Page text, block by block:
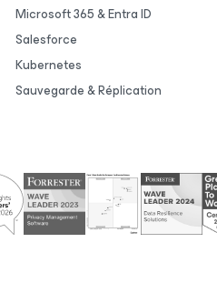
Microsoft 365 & Entra ID
Salesforce
Kubernetes
Sauvegarde & Réplication